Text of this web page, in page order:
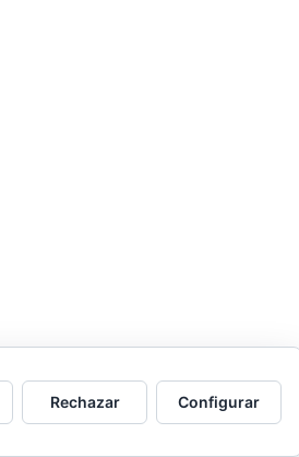
Rechazar Configurar